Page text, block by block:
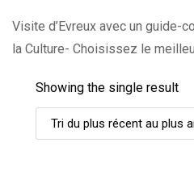
Visite d’Evreux avec un guide-
la Culture- Choisissez le
Showing the single result